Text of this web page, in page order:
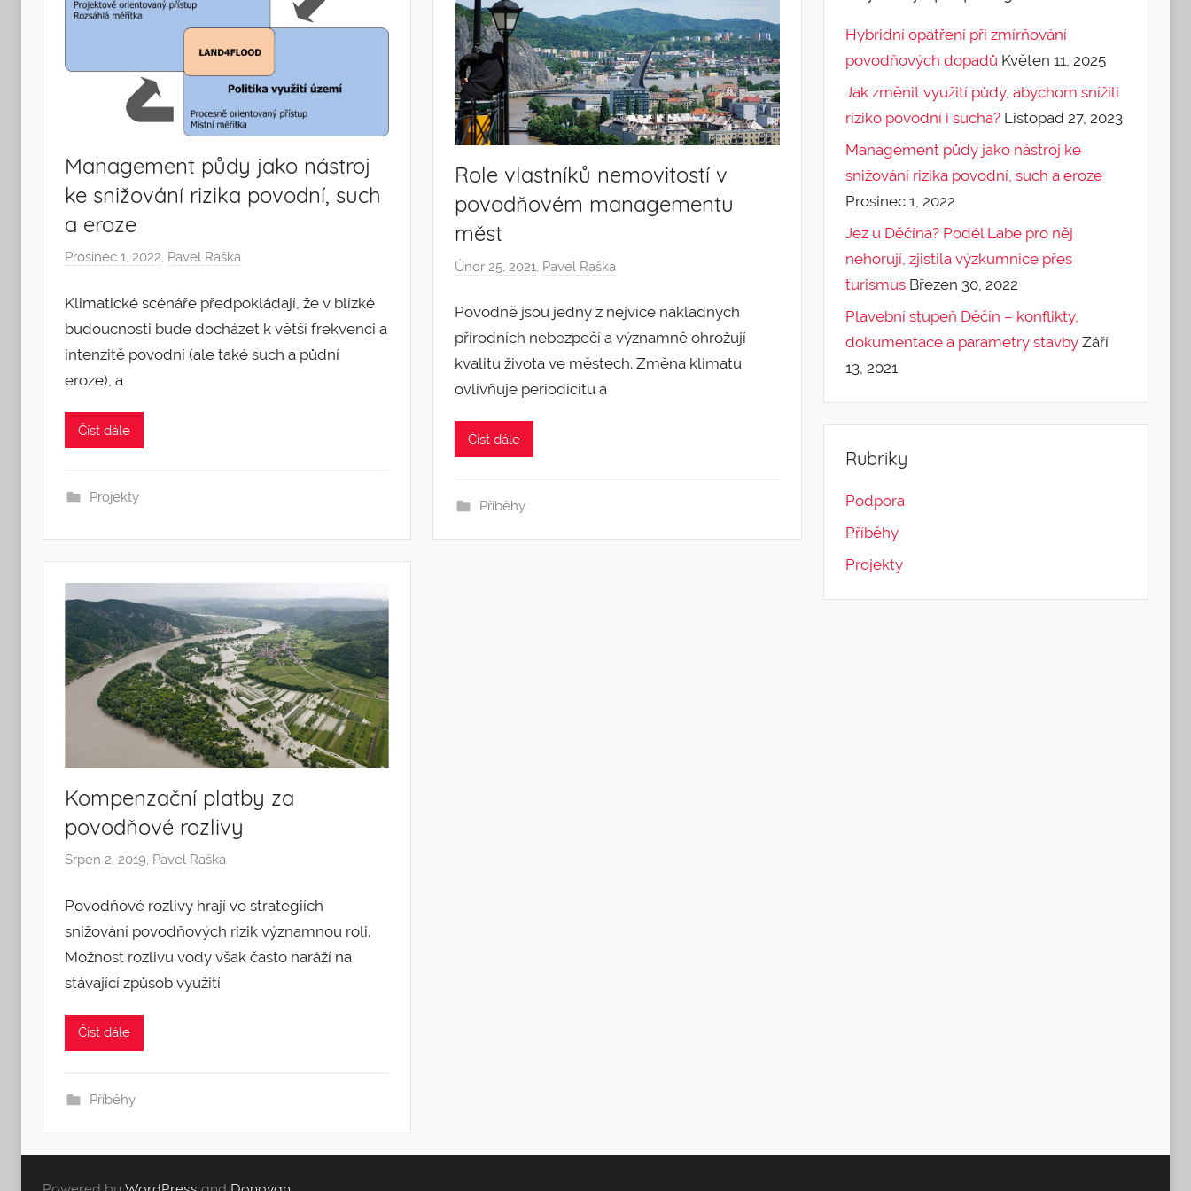
Management půdy jako nástroj
ke snižování rizika povodní, such
a eroze
Prosinec 1, 2022, Pavel Raška
Klimatické scénáře předpokládají, že v blízké
budoucnosti bude docházet k větší frekvenci a
intenzitě povodní (ale také such a půdní
eroze), a
Číst dále
Projekty
Role vlastníků nemovitostí v
povodňovém managementu
měst
Únor 25, 2021, Pavel Raška
Povodně jsou jedny z nejvíce nákladných
přírodních nebezpečí a významně ohrožují
kvalitu života ve městech. Změna klimatu
ovlivňuje periodicitu a
Číst dále
Příběhy
Kompenzační platby za
povodňové rozlivy
Srpen 2, 2019, Pavel Raška
Povodňové rozlivy hrají ve strategiích
snižování povodňových rizik významnou roli.
Možnost rozlivu vody však často naráží na
stávající způsob využití
Číst dále
Příběhy
Hybridní opatření při zmírňování
povodňových dopadů Květen 11, 2025
Jak změnit využití půdy, abychom snížili
riziko povodní i sucha? Listopad 27, 2023
Management půdy jako nástroj ke
snižování rizika povodní, such a eroze
Prosinec 1, 2022
Jez u Děčína? Podél Labe pro něj
nehorují, zjistila výzkumnice přes
turismus Březen 30, 2022
Plavební stupeň Děčín – konflikty,
dokumentace a parametry stavby Září
13, 2021
Rubriky
Podpora
Příběhy
Projekty